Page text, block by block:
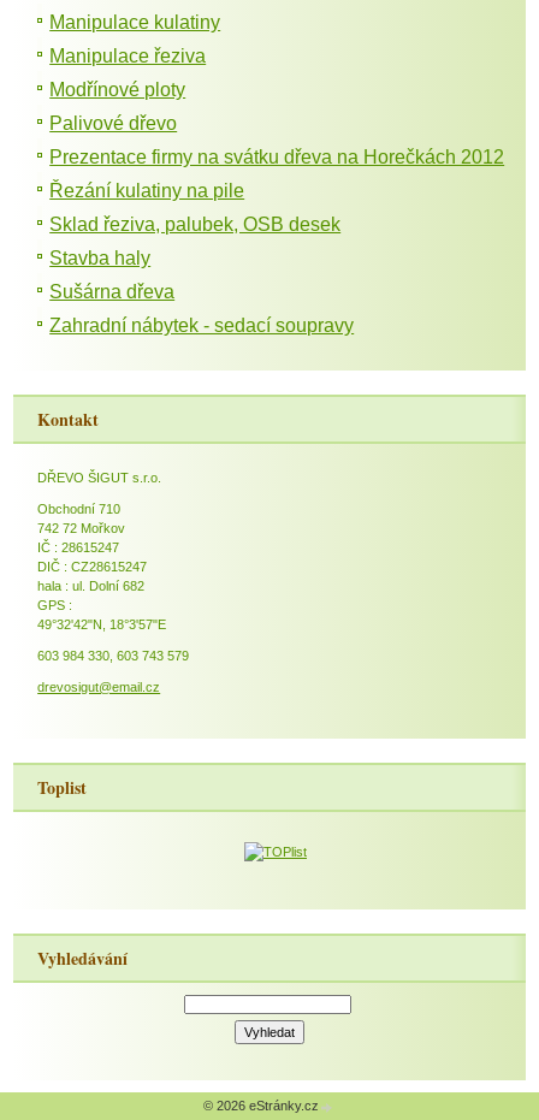
Manipulace kulatiny
Manipulace řeziva
Modřínové ploty
Palivové dřevo
Prezentace firmy na svátku dřeva na Horečkách 2012
Řezání kulatiny na pile
Sklad řeziva, palubek, OSB desek
Stavba haly
Sušárna dřeva
Zahradní nábytek - sedací soupravy
Kontakt
DŘEVO ŠIGUT s.r.o.
Obchodní 710
742 72 Mořkov
IČ : 28615247
DIČ : CZ28615247
hala : ul. Dolní 682
GPS :
49°32'42"N, 18°3'57"E
603 984 330, 603 743 579
drevosigut@email.cz
Toplist
Vyhledávání
© 2026 eStránky.cz